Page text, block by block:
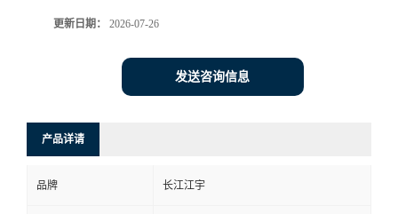
更新日期： 2026-07-26
发送咨询信息
产品详请
品牌 长江江宇